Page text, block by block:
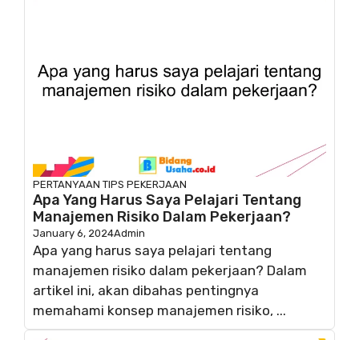
PERTANYAAN TIPS PEKERJAAN
Apa Yang Harus Saya Pelajari Tentang
Manajemen Risiko Dalam Pekerjaan?
January 6, 2024Admin
Apa yang harus saya pelajari tentang
manajemen risiko dalam pekerjaan? Dalam
artikel ini, akan dibahas pentingnya
memahami konsep manajemen risiko, ...